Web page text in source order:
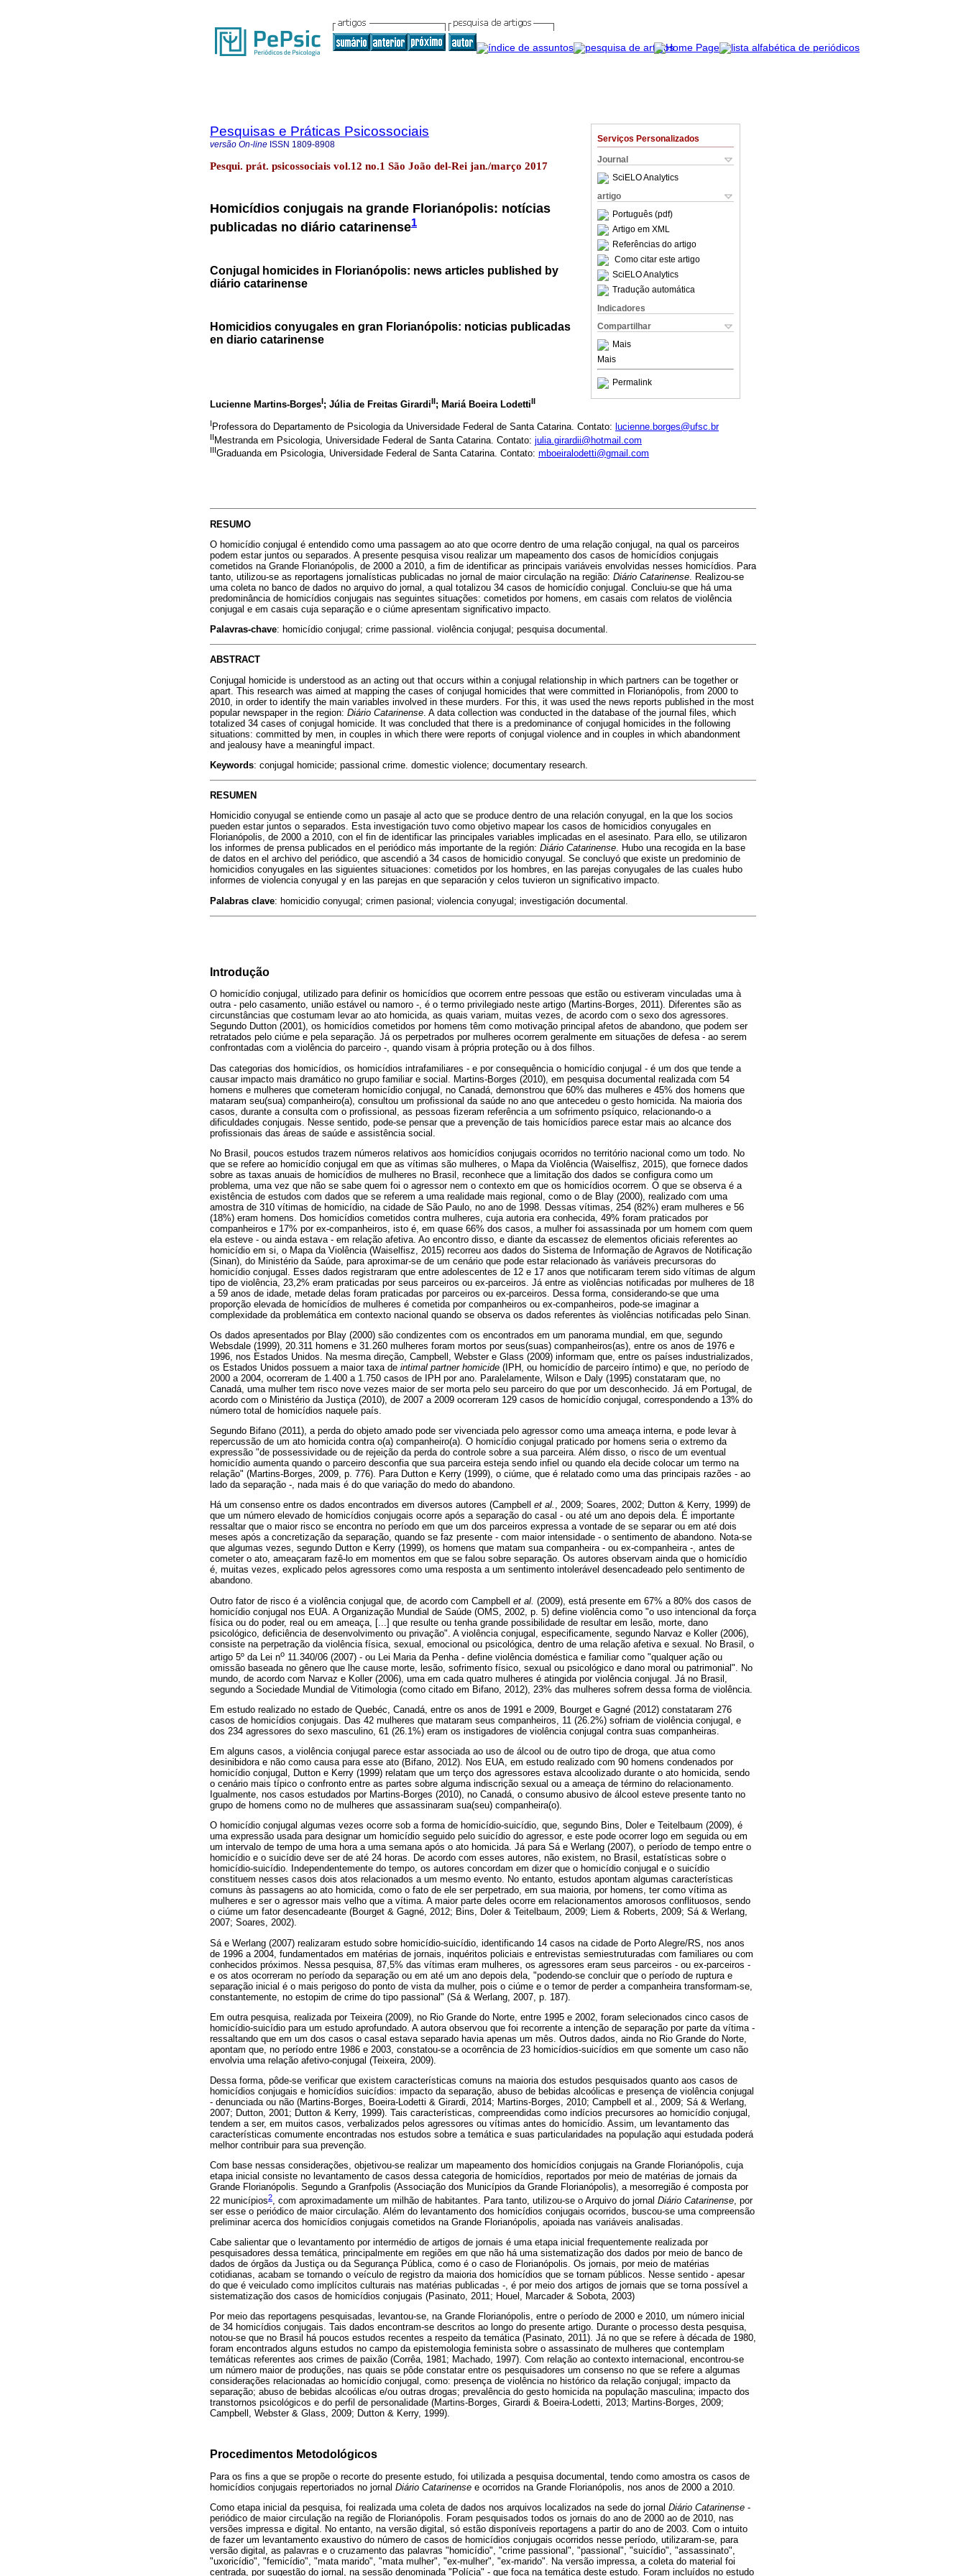
Serviços Personalizados
Journal
SciELO Analytics
artigo
Português (pdf)
Artigo em XML
Referências do artigo
Como citar este artigo
SciELO Analytics
Tradução automática
Indicadores
Compartilhar
Mais
Mais
Permalink
Pesquisas e Práticas Psicossociais
versão On-line ISSN 1809-8908
Pesqui. prát. psicossociais vol.12 no.1 São João del-Rei jan./março 2017
Homicídios conjugais na grande Florianópolis: notícias
publicadas no diário catarinense1
Conjugal homicides in Florianópolis: news articles published by
diário catarinense
Homicidios conyugales en gran Florianópolis: noticias publicadas
en diario catarinense
Lucienne Martins-BorgesI; Júlia de Freitas GirardiII; Mariá Boeira LodettiII
I Professora do Departamento de Psicologia da Universidade Federal de Santa Catarina. Contato: lucienne.borges@ufsc.br
IIMestranda em Psicologia, Universidade Federal de Santa Catarina. Contato: julia.girardii@hotmail.com
IIIGraduanda em Psicologia, Universidade Federal de Santa Catarina. Contato: mboeiralodetti@gmail.com
RESUMO
O homicídio conjugal é entendido como uma passagem ao ato que ocorre dentro de uma relação conjugal, na qual os parceiros
podem estar juntos ou separados. A presente pesquisa visou realizar um mapeamento dos casos de homicídios conjugais
cometidos na Grande Florianópolis, de 2000 a 2010, a fim de identificar as principais variáveis envolvidas nesses homicídios. Para
tanto, utilizou-se as reportagens jornalísticas publicadas no jornal de maior circulação na região: Diário Catarinense . Realizou-se
uma coleta no banco de dados no arquivo do jornal, a qual totalizou 34 casos de homicídio conjugal. Concluiu-se que há uma
predominância de homicídios conjugais nas seguintes situações: cometidos por homens, em casais com relatos de violência
conjugal e em casais cuja separação e o ciúme apresentam significativo impacto.
Palavras-chave: homicídio conjugal; crime passional. violência conjugal; pesquisa documental.
ABSTRACT
Conjugal homicide is understood as an acting out that occurs within a conjugal relationship in which partners can be together or
apart. This research was aimed at mapping the cases of conjugal homicides that were committed in Florianópolis, from 2000 to
2010, in order to identify the main variables involved in these murders. For this, it was used the news reports published in the most
popular newspaper in the region: Diário Catarinense . A data collection was conducted in the database of the journal files, which
totalized 34 cases of conjugal homicide. It was concluded that there is a predominance of conjugal homicides in the following
situations: committed by men, in couples in which there were reports of conjugal violence and in couples in which abandonment
and jealousy have a meaningful impact.
Keywords: conjugal homicide; passional crime. domestic violence; documentary research.
RESUMEN
Homicidio conyugal se entiende como un pasaje al acto que se produce dentro de una relación conyugal, en la que los socios
pueden estar juntos o separados. Esta investigación tuvo como objetivo mapear los casos de homicidios conyugales en
Florianópolis, de 2000 a 2010, con el fin de identificar las principales variables implicadas en el asesinato. Para ello, se utilizaron
los informes de prensa publicados en el periódico más importante de la región: Diário Catarinense. Hubo una recogida en la base
de datos en el archivo del periódico, que ascendió a 34 casos de homicidio conyugal. Se concluyó que existe un predominio de
homicidios conyugales en las siguientes situaciones: cometidos por los hombres, en las parejas conyugales de las cuales hubo
informes de violencia conyugal y en las parejas en que separación y celos tuvieron un significativo impacto.
Palabras clave: homicidio conyugal; crimen pasional; violencia conyugal; investigación documental.
Introdução
O homicídio conjugal, utilizado para definir os homicídios que ocorrem entre pessoas que estão ou estiveram vinculadas uma à
outra - pelo casamento, união estável ou namoro -, é o termo privilegiado neste artigo (Martins-Borges, 2011). Diferentes são as
circunstâncias que costumam levar ao ato homicida, as quais variam, muitas vezes, de acordo com o sexo dos agressores.
Segundo Dutton (2001), os homicídios cometidos por homens têm como motivação principal afetos de abandono, que podem ser
retratados pelo ciúme e pela separação. Já os perpetrados por mulheres ocorrem geralmente em situações de defesa - ao serem
confrontadas com a violência do parceiro -, quando visam à própria proteção ou à dos filhos.
Das categorias dos homicídios, os homicídios intrafamiliares - e por consequência o homicídio conjugal - é um dos que tende a
causar impacto mais dramático no grupo familiar e social. Martins-Borges (2010), em pesquisa documental realizada com 54
homens e mulheres que cometeram homicídio conjugal, no Canadá, demonstrou que 60% das mulheres e 45% dos homens que
mataram seu(sua) companheiro(a), consultou um profissional da saúde no ano que antecedeu o gesto homicida. Na maioria dos
casos, durante a consulta com o profissional, as pessoas fizeram referência a um sofrimento psíquico, relacionando-o a
dificuldades conjugais. Nesse sentido, pode-se pensar que a prevenção de tais homicídios parece estar mais ao alcance dos
profissionais das áreas de saúde e assistência social.
No Brasil, poucos estudos trazem números relativos aos homicídios conjugais ocorridos no território nacional como um todo. No
que se refere ao homicídio conjugal em que as vítimas são mulheres, o Mapa da Violência (Waiselfisz, 2015), que fornece dados
sobre as taxas anuais de homicídios de mulheres no Brasil, reconhece que a limitação dos dados se configura como um
problema, uma vez que não se sabe quem foi o agressor nem o contexto em que os homicídios ocorrem. O que se observa é a
existência de estudos com dados que se referem a uma realidade mais regional, como o de Blay (2000), realizado com uma
amostra de 310 vítimas de homicídio, na cidade de São Paulo, no ano de 1998. Dessas vítimas, 254 (82%) eram mulheres e 56
(18%) eram homens. Dos homicídios cometidos contra mulheres, cuja autoria era conhecida, 49% foram praticados por
companheiros e 17% por ex-companheiros, isto é, em quase 66% dos casos, a mulher foi assassinada por um homem com quem
ela esteve - ou ainda estava - em relação afetiva. Ao encontro disso, e diante da escassez de elementos oficiais referentes ao
homicídio em si, o Mapa da Violência (Waiselfisz, 2015) recorreu aos dados do Sistema de Informação de Agravos de Notificação
(Sinan), do Ministério da Saúde, para aproximar-se de um cenário que pode estar relacionado às variáveis precursoras do
homicídio conjugal. Esses dados registraram que entre adolescentes de 12 e 17 anos que notificaram terem sido vítimas de algum
tipo de violência, 23,2% eram praticadas por seus parceiros ou ex-parceiros. Já entre as violências notificadas por mulheres de 18
a 59 anos de idade, metade delas foram praticadas por parceiros ou ex-parceiros. Dessa forma, considerando-se que uma
proporção elevada de homicídios de mulheres é cometida por companheiros ou ex-companheiros, pode-se imaginar a
complexidade da problemática em contexto nacional quando se observa os dados referentes às violências notificadas pelo Sinan.
Os dados apresentados por Blay (2000) são condizentes com os encontrados em um panorama mundial, em que, segundo
Websdale (1999), 20.311 homens e 31.260 mulheres foram mortos por seus(suas) companheiros(as), entre os anos de 1976 e
1996, nos Estados Unidos. Na mesma direção, Campbell, Webster e Glass (2009) informam que, entre os países industrializados,
os Estados Unidos possuem a maior taxa de intimal partner homicide (IPH, ou homicídio de parceiro íntimo) e que, no período de
2000 a 2004, ocorreram de 1.400 a 1.750 casos de IPH por ano. Paralelamente, Wilson e Daly (1995) constataram que, no
Canadá, uma mulher tem risco nove vezes maior de ser morta pelo seu parceiro do que por um desconhecido. Já em Portugal, de
acordo com o Ministério da Justiça (2010), de 2007 a 2009 ocorreram 129 casos de homicídio conjugal, correspondendo a 13% do
número total de homicídios naquele país.
Segundo Bifano (2011), a perda do objeto amado pode ser vivenciada pelo agressor como uma ameaça interna, e pode levar à
repercussão de um ato homicida contra o(a) companheiro(a). O homicídio conjugal praticado por homens seria o extremo da
expressão "de possessividade ou de rejeição da perda do controle sobre a sua parceira. Além disso, o risco de um eventual
homicídio aumenta quando o parceiro desconfia que sua parceira esteja sendo infiel ou quando ela decide colocar um termo na
relação" (Martins-Borges, 2009, p. 776). Para Dutton e Kerry (1999), o ciúme, que é relatado como uma das principais razões - ao
lado da separação -, nada mais é do que variação do medo do abandono.
Há um consenso entre os dados encontrados em diversos autores (Campbell et al. , 2009; Soares, 2002; Dutton & Kerry, 1999) de
que um número elevado de homicídios conjugais ocorre após a separação do casal - ou até um ano depois dela. É importante
ressaltar que o maior risco se encontra no período em que um dos parceiros expressa a vontade de se separar ou em até dois
meses após a concretização da separação, quando se faz presente - com maior intensidade - o sentimento de abandono. Nota-se
que algumas vezes, segundo Dutton e Kerry (1999), os homens que matam sua companheira - ou ex-companheira -, antes de
cometer o ato, ameaçaram fazê-lo em momentos em que se falou sobre separação. Os autores observam ainda que o homicídio
é, muitas vezes, explicado pelos agressores como uma resposta a um sentimento intolerável desencadeado pelo sentimento de
abandono.
Outro fator de risco é a violência conjugal que, de acordo com Campbell et al (2009), está presente em 67% a 80% dos casos de
homicídio conjugal nos EUA. A Organização Mundial de Saúde (OMS, 2002, p. 5) define violência como "o uso intencional da força
física ou do poder, real ou em ameaça, [...] que resulte ou tenha grande possibilidade de resultar em lesão, morte, dano
psicológico, deficiência de desenvolvimento ou privação". A violência conjugal, especificamente, segundo Narvaz e Koller (2006),
consiste na perpetração da violência física, sexual, emocional ou psicológica, dentro de uma relação afetiva e sexual. No Brasil, o
artigo 5º da Lei no 11.340/06 (2007) - ou Lei Maria da Penha - define violência doméstica e familiar como "qualquer ação ou
omissão baseada no gênero que lhe cause morte, lesão, sofrimento físico, sexual ou psicológico e dano moral ou patrimonial". No
mundo, de acordo com Narvaz e Koller (2006), uma em cada quatro mulheres é atingida por violência conjugal. Já no Brasil,
segundo a Sociedade Mundial de Vitimologia (como citado em Bifano, 2012), 23% das mulheres sofrem dessa forma de violência.
Em estudo realizado no estado de Quebéc, Canadá, entre os anos de 1991 e 2009, Bourget e Gagné (2012) constataram 276
casos de homicídios conjugais. Das 42 mulheres que mataram seus companheiros, 11 (26.2%) sofriam de violência conjugal, e
dos 234 agressores do sexo masculino, 61 (26.1%) eram os instigadores de violência conjugal contra suas companheiras.
Em alguns casos, a violência conjugal parece estar associada ao uso de álcool ou de outro tipo de droga, que atua como
desinibidora e não como causa para esse ato (Bifano, 2012). Nos EUA, em estudo realizado com 90 homens condenados por
homicídio conjugal, Dutton e Kerry (1999) relatam que um terço dos agressores estava alcoolizado durante o ato homicida, sendo
o cenário mais típico o confronto entre as partes sobre alguma indiscrição sexual ou a ameaça de término do relacionamento.
Igualmente, nos casos estudados por Martins-Borges (2010), no Canadá, o consumo abusivo de álcool esteve presente tanto no
grupo de homens como no de mulheres que assassinaram sua(seu) companheira(o).
O homicídio conjugal algumas vezes ocorre sob a forma de homicídio-suicídio, que, segundo Bins, Doler e Teitelbaum (2009), é
uma expressão usada para designar um homicídio seguido pelo suicídio do agressor, e este pode ocorrer logo em seguida ou em
um intervalo de tempo de uma hora a uma semana após o ato homicida. Já para Sá e Werlang (2007), o período de tempo entre o
homicídio e o suicídio deve ser de até 24 horas. De acordo com esses autores, não existem, no Brasil, estatísticas sobre o
homicídio-suicídio. Independentemente do tempo, os autores concordam em dizer que o homicídio conjugal e o suicídio
constituem nesses casos dois atos relacionados a um mesmo evento. No entanto, estudos apontam algumas características
comuns às passagens ao ato homicida, como o fato de ele ser perpetrado, em sua maioria, por homens, ter como vítima as
mulheres e ser o agressor mais velho que a vítima. A maior parte deles ocorre em relacionamentos amorosos conflituosos, sendo
o ciúme um fator desencadeante (Bourget & Gagné, 2012; Bins, Doler & Teitelbaum, 2009; Liem & Roberts, 2009; Sá & Werlang,
2007; Soares, 2002).
Sá e Werlang (2007) realizaram estudo sobre homicídio-suicídio, identificando 14 casos na cidade de Porto Alegre/RS, nos anos
de 1996 a 2004, fundamentados em matérias de jornais, inquéritos policiais e entrevistas semiestruturadas com familiares ou com
conhecidos próximos. Nessa pesquisa, 87,5% das vítimas eram mulheres, os agressores eram seus parceiros - ou ex-parceiros -
e os atos ocorreram no período da separação ou em até um ano depois dela, "podendo-se concluir que o período de ruptura e
separação inicial é o mais perigoso do ponto de vista da mulher, pois o ciúme e o temor de perder a companheira transformam-se,
constantemente, no estopim de crime do tipo passional" (Sá & Werlang, 2007, p. 187).
Em outra pesquisa, realizada por Teixeira (2009), no Rio Grande do Norte, entre 1995 e 2002, foram selecionados cinco casos de
homicídio-suicídio para um estudo aprofundado. A autora observou que foi recorrente a intenção de separação por parte da vítima -
ressaltando que em um dos casos o casal estava separado havia apenas um mês. Outros dados, ainda no Rio Grande do Norte,
apontam que, no período entre 1986 e 2003, constatou-se a ocorrência de 23 homicídios-suicídios em que somente um caso não
envolvia uma relação afetivo-conjugal (Teixeira, 2009).
Dessa forma, pôde-se verificar que existem características comuns na maioria dos estudos pesquisados quanto aos casos de
homicídios conjugais e homicídios suicídios: impacto da separação, abuso de bebidas alcoólicas e presença de violência conjugal
- denunciada ou não (Martins-Borges, Boeira-Lodetti & Girardi, 2014; Martins-Borges, 2010; Campbell et al., 2009; Sá & Werlang,
2007; Dutton, 2001; Dutton & Kerry, 1999). Tais características, compreendidas como indícios precursores ao homicídio conjugal,
tendem a ser, em muitos casos, verbalizados pelos agressores ou vítimas antes do homicídio. Assim, um levantamento das
características comumente encontradas nos estudos sobre a temática e suas particularidades na população aqui estudada poderá
melhor contribuir para sua prevenção.
Com base nessas considerações, objetivou-se realizar um mapeamento dos homicídios conjugais na Grande Florianópolis, cuja
etapa inicial consiste no levantamento de casos dessa categoria de homicídios, reportados por meio de matérias de jornais da
Grande Florianópolis. Segundo a Granfpolis (Associação dos Municípios da Grande Florianópolis), a mesorregião é composta por
22 municípios2 , com aproximadamente um milhão de habitantes. Para tanto, utilizou-se o Arquivo do jornal Diário Catarinense , por
ser esse o periódico de maior circulação. Além do levantamento dos homicídios conjugais ocorridos, buscou-se uma compreensão
preliminar acerca dos homicídios conjugais cometidos na Grande Florianópolis, apoiada nas variáveis analisadas.
Cabe salientar que o levantamento por intermédio de artigos de jornais é uma etapa inicial frequentemente realizada por
pesquisadores dessa temática, principalmente em regiões em que não há uma sistematização dos dados por meio de banco de
dados de órgãos da Justiça ou da Segurança Pública, como é o caso de Florianópolis. Os jornais, por meio de matérias
cotidianas, acabam se tornando o veículo de registro da maioria dos homicídios que se tornam públicos. Nesse sentido - apesar
do que é veiculado como implícitos culturais nas matérias publicadas -, é por meio dos artigos de jornais que se torna possível a
sistematização dos casos de homicídios conjugais (Pasinato, 2011; Houel, Marcader & Sobota, 2003)
Por meio das reportagens pesquisadas, levantou-se, na Grande Florianópolis, entre o período de 2000 e 2010, um número inicial
de 34 homicídios conjugais. Tais dados encontram-se descritos ao longo do presente artigo. Durante o processo desta pesquisa,
notou-se que no Brasil há poucos estudos recentes a respeito da temática (Pasinato, 2011). Já no que se refere à década de 1980,
foram encontrados alguns estudos no campo da epistemologia feminista sobre o assassinato de mulheres que contemplam
temáticas referentes aos crimes de paixão (Corrêa, 1981; Machado, 1997). Com relação ao contexto internacional, encontrou-se
um número maior de produções, nas quais se pôde constatar entre os pesquisadores um consenso no que se refere a algumas
considerações relacionadas ao homicídio conjugal, como: presença de violência no histórico da relação conjugal; impacto da
separação; abuso de bebidas alcoólicas e/ou outras drogas; prevalência do gesto homicida na população masculina; impacto dos
transtornos psicológicos e do perfil de personalidade (Martins-Borges, Girardi & Boeira-Lodetti, 2013; Martins-Borges, 2009;
Campbell, Webster & Glass, 2009; Dutton & Kerry, 1999).
Procedimentos Metodológicos
Para os fins a que se propõe o recorte do presente estudo, foi utilizada a pesquisa documental, tendo como amostra os casos de
homicídios conjugais repertoriados no jornal Diário Catarinense e ocorridos na Grande Florianópolis, nos anos de 2000 a 2010.
Como etapa inicial da pesquisa, foi realizada uma coleta de dados nos arquivos localizados na sede do jornal Diário Catarinense -
periódico de maior circulação na região de Florianópolis. Foram pesquisados todos os jornais do ano de 2000 ao de 2010, nas
versões impressa e digital. No entanto, na versão digital, só estão disponíveis reportagens a partir do ano de 2003. Com o intuito
de fazer um levantamento exaustivo do número de casos de homicídios conjugais ocorridos nesse período, utilizaram-se, para
versão digital, as palavras e o cruzamento das palavras "homicídio", "crime passional", "passional", "suicídio", "assassinato",
"uxoricídio", "femicídio", "mata marido", "mata mulher", "ex-mulher", "ex-marido". Na versão impressa, a coleta do material foi
centrada, por sugestão do jornal, na sessão denominada "Polícia" - que foca na temática deste estudo. Foram incluídos no estudo